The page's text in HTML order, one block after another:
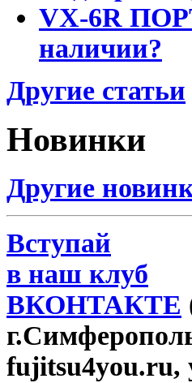
VX-6R
наличии?
Другие статьи
Новинки
Другие
Вступай
в наш клуб
ВКОНТАКТЕ
fujitsu4you.ru,